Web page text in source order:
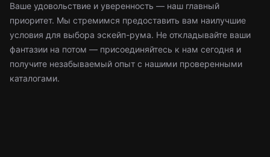
Ваше удовольствие и уверенность — наш главный
приоритет. Мы стремимся предоставить вам наилучшие
условия для выбора эскейп-рума. Не откладывайте ваши
фантазии на потом — присоединяйтесь к нам сегодня и
получите незабываемый опыт с нашими проверенными
каталогами.